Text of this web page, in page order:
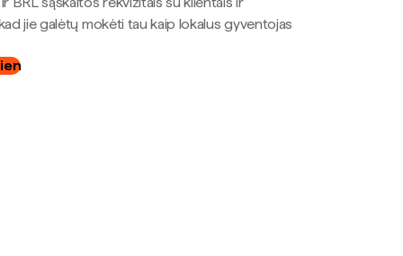
jie galėtų mokėti tau kaip lokalus gyventojas